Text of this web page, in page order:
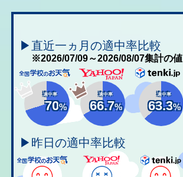
▶直近一ヵ月の適中率比較
※2026/07/09～2026/08/07集計の値
適中率
70%
適中率
66.7%
適中率
63.3%
▶昨日の適中率比較